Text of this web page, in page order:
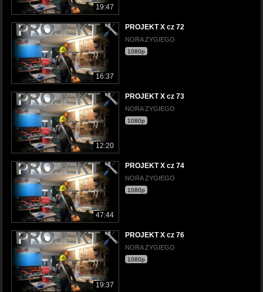
19:47
16:37
PROJEKT X cz 72
NORA ZYGIEGO
1080p
12:20
PROJEKT X cz 73
NORA ZYGIEGO
1080p
47:44
PROJEKT X cz 74
NORA ZYGIEGO
1080p
19:37
PROJEKT X cz 76
NORA ZYGIEGO
1080p